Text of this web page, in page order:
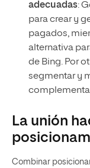
adecuadas:
para crear y
pagados,
alternativa
de Bing. Por
segmentar y
La unión
Combinar